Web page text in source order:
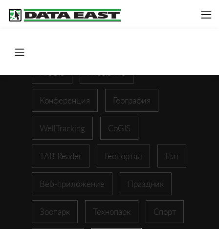
Конференция География
WellTracking CoGIS
TAB Reader Геопортал Esri
Веб-приложение Праздник
Зоопарк Технопарк Спорт